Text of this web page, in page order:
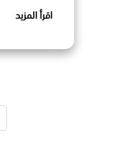
اقرأ المزيد